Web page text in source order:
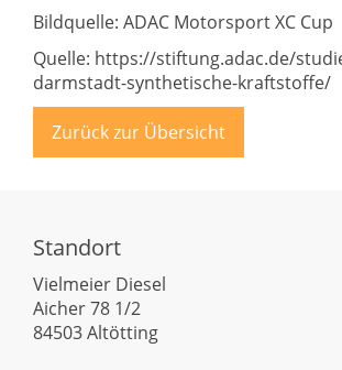
Bildquelle: ADAC Motorsport XC Cup
Quelle: https://stiftung.adac.de/
darmstadt-synthetische-kraftstoffe/
Zurück zur Übersicht
Standort
Vielmeier Diesel
Aicher 78 1/2
84503 Altötting